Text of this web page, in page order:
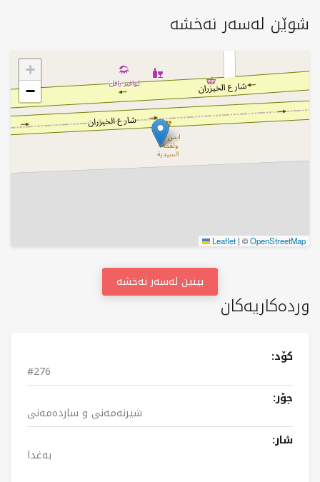
وردەکاریەکان
کۆد:
#276
جۆر:
شیرنەمەنی و ساردەمەنی
شار:
بەغدا
شوێن لەسەر نەخشە
+
−
Leaflet | ©OpenStreetMap
بینین لەسەر نەخشە